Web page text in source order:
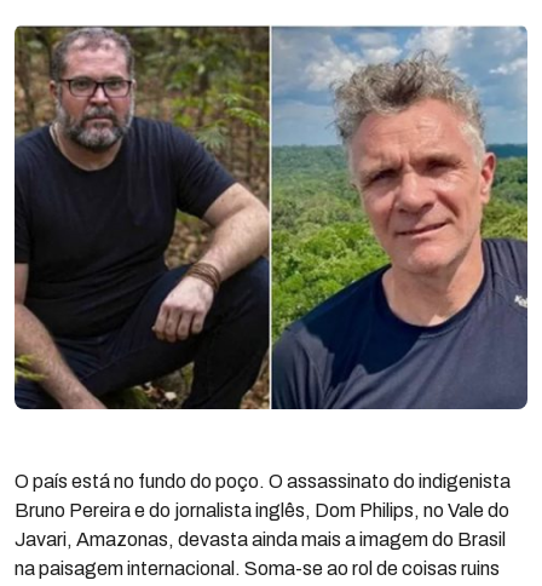
O país está no fundo do poço. O assassinato do indigenista
Bruno Pereira e do jornalista inglês, Dom Philips, no Vale do
Javari, Amazonas, devasta ainda mais a imagem do Brasil
na paisagem internacional. Soma-se ao rol de coisas ruins